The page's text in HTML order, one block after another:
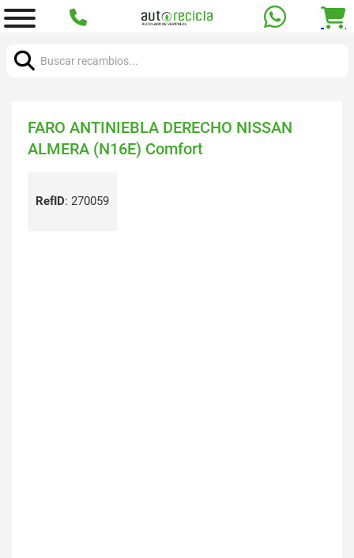
FARO ANTINIEBLA DERECHO NISSAN
ALMERA (N16E) Comfort
RefID: 270059